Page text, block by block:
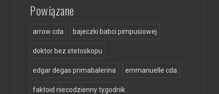
Powiązane
arrow cda bajeczki babci pimpusiowej
doktor bez stetoskopu
edgar degas primabalerina emmanuelle cda
faktoid niecodzienny tygodnik